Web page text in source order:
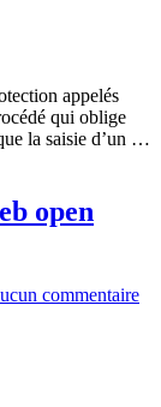
appelés
qui oblige
la saisie d’un …
open
commentaire